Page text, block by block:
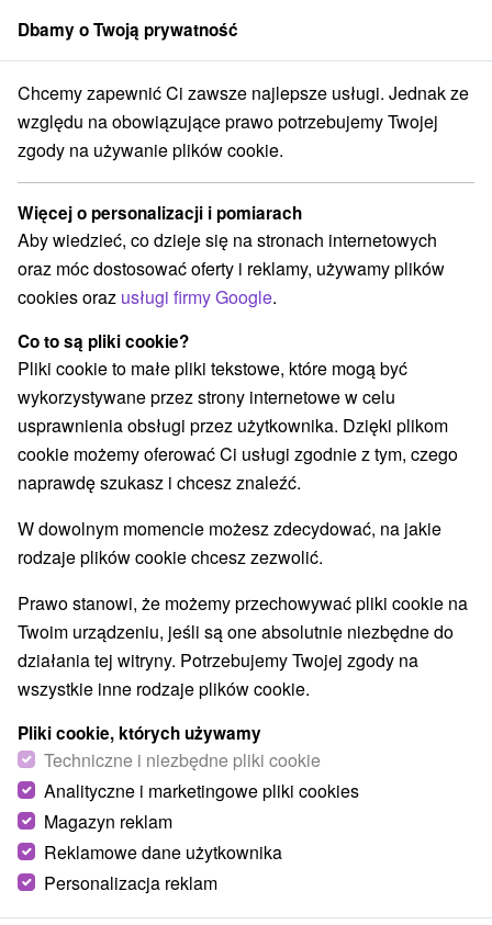
członek grupySorger
Západné Slovensko Trenčiansky kraj Trenčianske Teplice
Last Minute Trenčianske Teplice
Kategorie
Wszystkie kategorie
Pobyty z rabatem(9)
Wellness pobyty(17) Wyjazdy weekendowe
Romantyczne wypady
Wakacje rodzinne(3)
Wybierz lokalizację lub datę
Najlepiej sprzedające
1.
Pobyt wellness dla szybkiej regeneracji ciała i
umysłu: basen hotelowy, sauna fińska i
masaż
Hotel Most Slávy★
Dbamy o Twoją prywatność
Chcemy zapewnić Ci zawsze najlepsze usługi. Jednak ze
względu na obowiązujące prawo potrzebujemy Twojej
zgody na używanie plików cookie.
Więcej o personalizacji i pomiarach
Aby wiedzieć, co dzieje się na stronach internetowych
oraz móc dostosować oferty i reklamy, używamy plików
cookies oraz usługi firmy Google.
Co to są pliki cookie?
Pliki cookie to małe pliki tekstowe, które mogą być
wykorzystywane przez strony internetowe w celu
usprawnienia obsługi przez użytkownika. Dzięki plikom
cookie możemy oferować Ci usługi zgodnie z tym, czego
naprawdę szukasz i chcesz znaleźć.
W dowolnym momencie możesz zdecydować, na jakie
rodzaje plików cookie chcesz zezwolić.
Prawo stanowi, że możemy przechowywać pliki cookie na
Twoim urządzeniu, jeśli są one absolutnie niezbędne do
działania tej witryny. Potrzebujemy Twojej zgody na
wszystkie inne rodzaje plików cookie.
Pliki cookie, których używamy
Techniczne i niezbędne pliki cookie
Analityczne i marketingowe pliki cookies
Magazyn reklam
Reklamowe dane użytkownika
Personalizacja reklam